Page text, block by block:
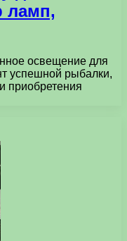
ламп,
освещение для
успешной рыбалки,
приобретения